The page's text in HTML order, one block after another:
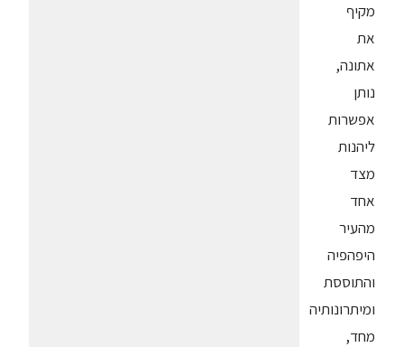
מקיף
את
אתונה,
נותן
אפשרות
ליהנות
מצד
אחד
מהעיר
היפהפיה
והתוססת
ומיתרונותיה
מחד,